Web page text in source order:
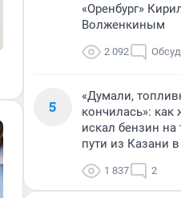
«Оренбург»
Волженкиным
2 092
5
«Думали,
кончилась»: как
искал бензин на
пути из Казани
1 837 2